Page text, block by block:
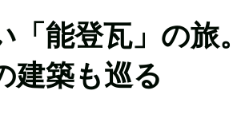
能登瓦」の旅。
建築も巡る